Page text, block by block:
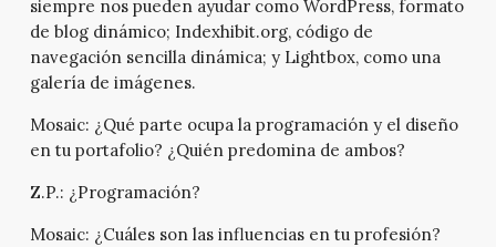
siempre nos pueden ayudar como WordPress, formato
de blog dinámico; Indexhibit.org, código de
navegación sencilla dinámica; y Lightbox, como una
galería de imágenes.
Mosaic: ¿Qué parte ocupa la programación y el diseño
en tu portafolio? ¿Quién predomina de ambos?
Z.P.: ¿Programación?
Mosaic: ¿Cuáles son las influencias en tu profesión?